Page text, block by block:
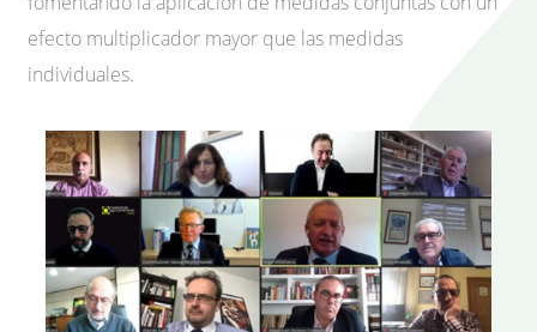
efecto multiplicador mayor que las medidas
individuales.